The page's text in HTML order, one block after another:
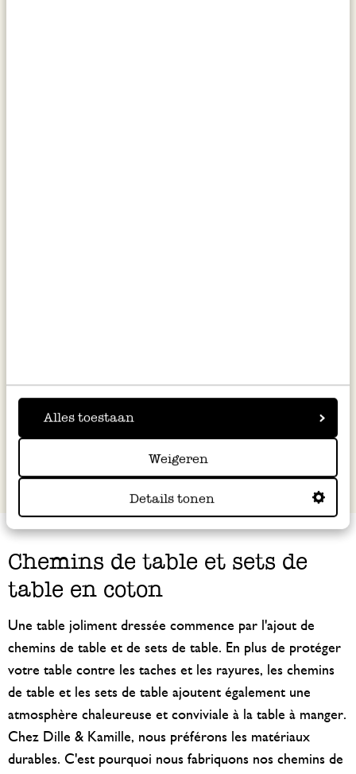
Alles toestaan
Weigeren
Details tonen
Épuisé
Chemins de table et sets de
table en coton
Une table joliment dressée commence par l'ajout de
chemins de table et de sets de table. En plus de protéger
votre table contre les taches et les rayures, les chemins
de table et les sets de table ajoutent également une
atmosphère chaleureuse et conviviale à la table à manger.
Chez Dille & Kamille, nous préférons les matériaux
durables. C'est pourquoi nous fabriquons nos chemins de